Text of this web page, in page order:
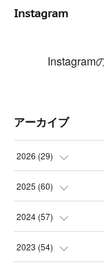
Instagram
Instagram
アーカイブ
2026 (29)
(5
(3
(7
2025 (60)
(3
(3
2024 (57)
(4
2023 (54)